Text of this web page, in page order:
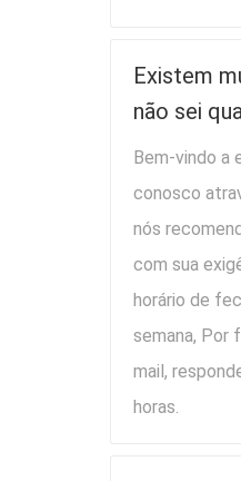
Existem
não sei
Bem-vindo a
conosco
nós
com sua
horário de
semana, Por
mail,
horas.